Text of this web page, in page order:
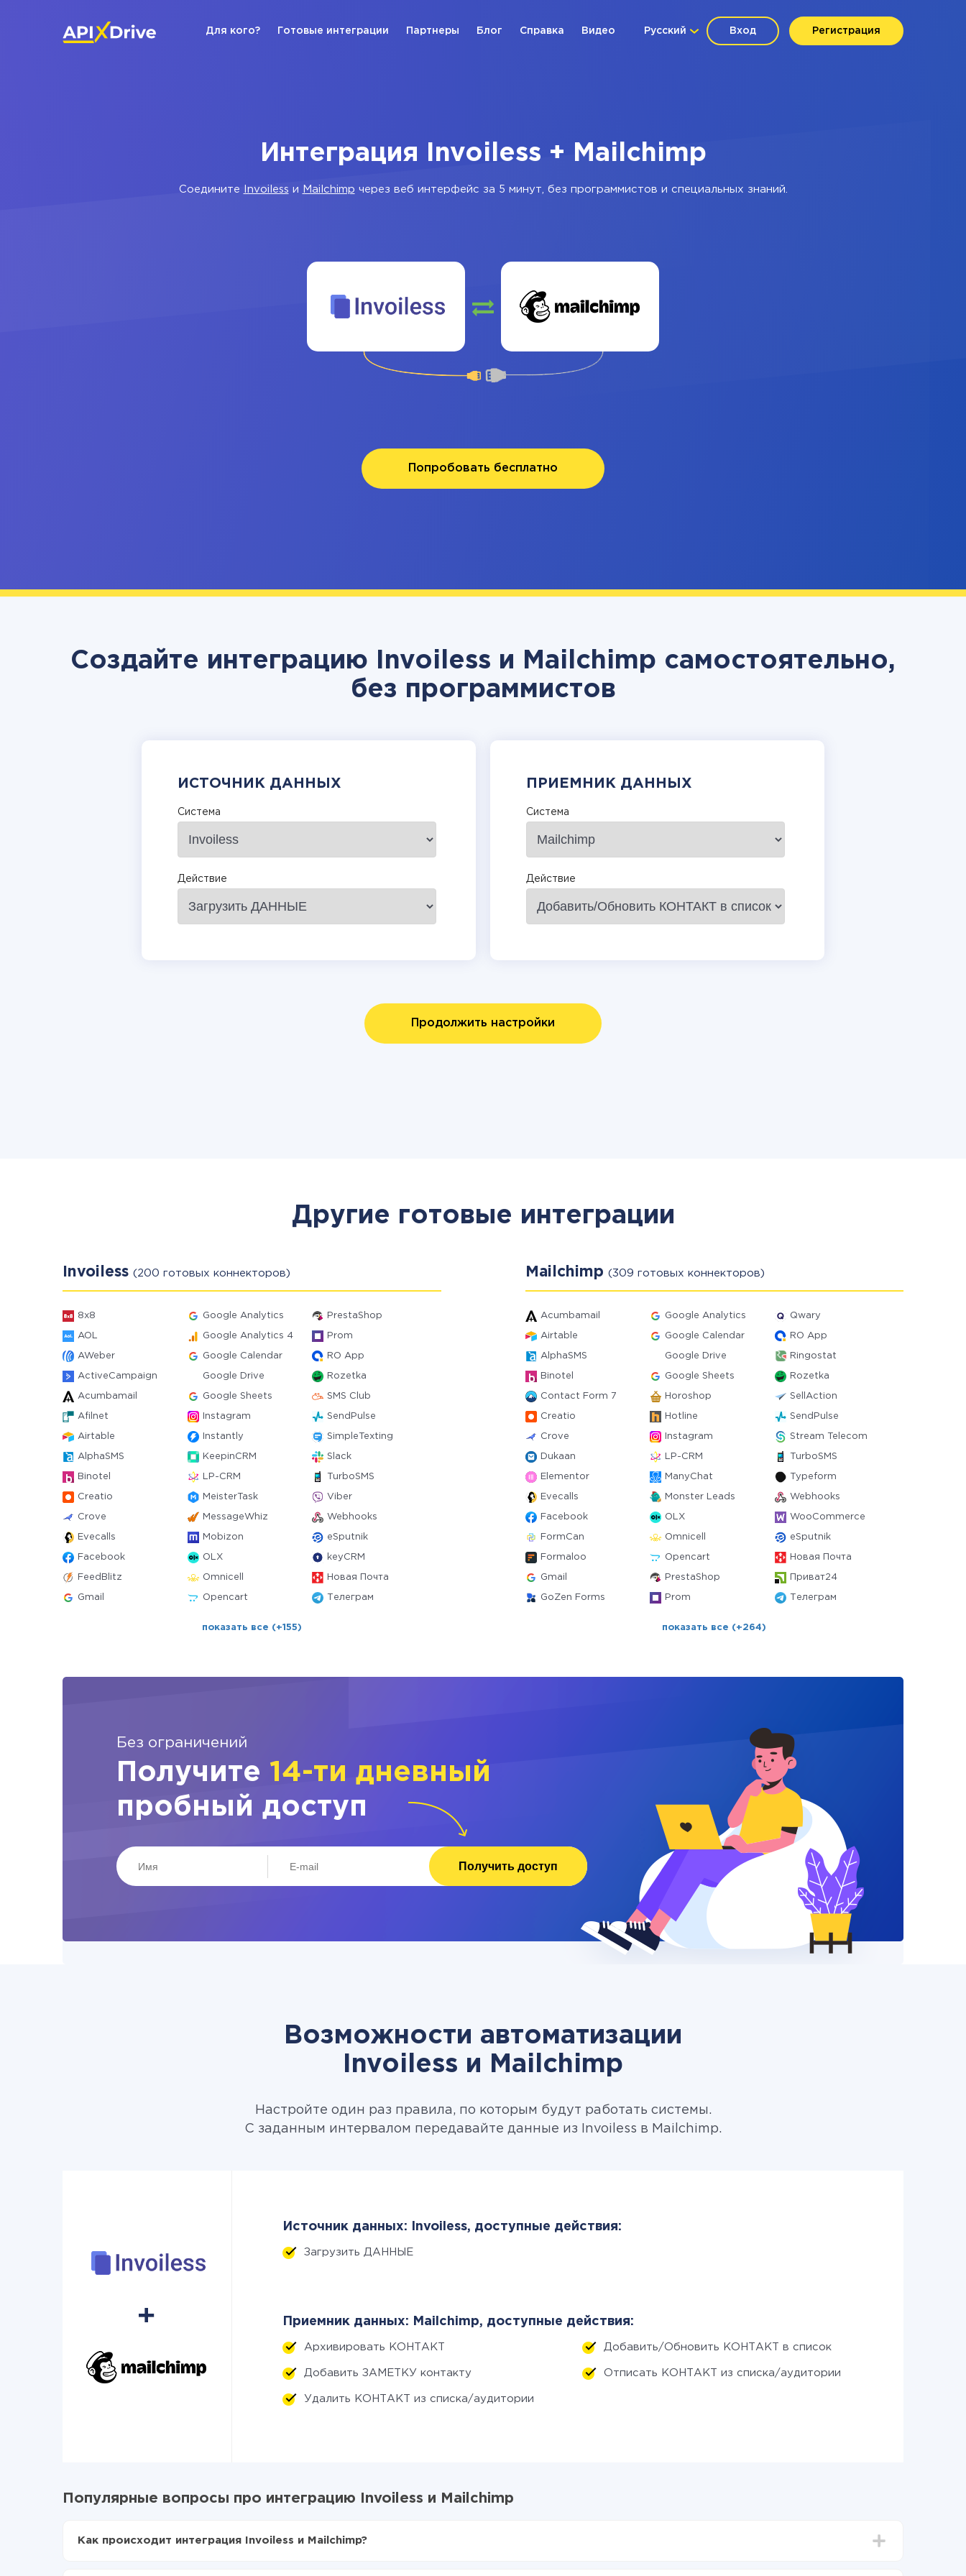
Вход Регистрация
Русский
Для кого? Готовые интеграции Партнеры Блог Справка Видео
Интеграция Invoiless + Mailchimp
Соедините Invoiless и Mailchimp через веб интерфейс за 5 минут, без программистов и специальных знаний.
Попробовать бесплатно
Создайте интеграцию Invoiless и Mailchimp самостоятельно,
без программистов
ИСТОЧНИК ДАННЫХ
Система
Действие
ПРИЕМНИК ДАННЫХ
Система
Действие
Продолжить настройки
Другие готовые интеграции
Invoiless (200 готовых коннекторов)
8x8 Google Analytics PrestaShop
AOL Google Analytics 4 Prom
AWeber Google Calendar RO App
ActiveCampaign Google Drive Rozetka
Acumbamail Google Sheets SMS Club
Afilnet Instagram SendPulse
Airtable Instantly SimpleTexting
AlphaSMS KeepinCRM Slack
Binotel LP-CRM TurboSMS
Creatio MeisterTask Viber
Crove MessageWhiz Webhooks
Evecalls Mobizon eSputnik
Facebook OLX keyCRM
FeedBlitz Omnicell Новая Почта
Gmail Opencart Телеграм
показать все (+155)
Mailchimp (309 готовых коннекторов)
Acumbamail Google Analytics Qwary
Airtable Google Calendar RO App
AlphaSMS Google Drive Ringostat
Binotel Google Sheets Rozetka
Contact Form 7 Horoshop SellAction
Creatio Hotline SendPulse
Crove Instagram Stream Telecom
Dukaan LP-CRM TurboSMS
Elementor ManyChat Typeform
Evecalls Monster Leads Webhooks
Facebook OLX WooCommerce
FormCan Omnicell eSputnik
Formaloo Opencart Новая Почта
Gmail PrestaShop Приват24
GoZen Forms Prom Телеграм
показать все (+264)
Без ограничений
Получите 14-ти дневный
пробный доступ
Получить доступ
Возможности автоматизации
Invoiless и Mailchimp
Настройте один раз правила, по которым будут работать системы.
С заданным интервалом передавайте данные из Invoiless в Mailchimp.
Источник данных: Invoiless, доступные действия:
Загрузить ДАННЫЕ
Приемник данных: Mailchimp, доступные действия:
Архивировать КОНТАКТ Добавить/Обновить КОНТАКТ в список
Добавить ЗАМЕТКУ контакту Отписать КОНТАКТ из списка/аудитории
Удалить КОНТАКТ из списка/аудитории
Популярные вопросы про интеграцию Invoiless и Mailchimp
Как происходит интеграция Invoiless и Mailchimp?